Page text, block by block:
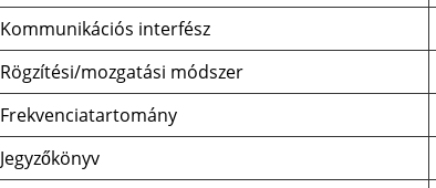
Kommunikációs interfész
Rögzítési/mozgatási módszer
Frekvenciatartomány
Jegyzőkönyv